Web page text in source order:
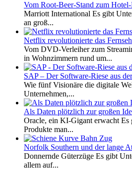
Vom Root-Beer-Stand zum
Marriott International Es gibt
an groß...
Netflix revolutionierte das
Vom DVD-Verleiher zum
in Wohnzimmern rund um...
SAP – Der Software-Riese aus
Wie fünf Visionäre die digitale
Unternehmen,...
Als Daten plötzlich zur großen
Oracle, ein KI-Gigant erwacht Es
Produkte man...
Norfolk Southern und der lange
Donnernde Güterzüge Es gibt
allem auf...